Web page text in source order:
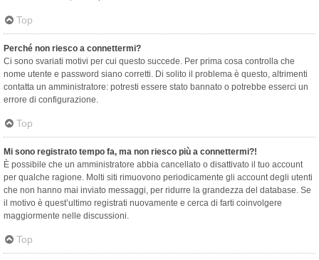
Top
Perché non riesco a connettermi?
Ci sono svariati motivi per cui questo succede. Per prima cosa controlla che
nome utente e password siano corretti. Di solito il problema è questo, altrimenti
contatta un amministratore: potresti essere stato bannato o potrebbe esserci un
errore di configurazione.
Top
Mi sono registrato tempo fa, ma non riesco più a connettermi?!
È possibile che un amministratore abbia cancellato o disattivato il tuo account
per qualche ragione. Molti siti rimuovono periodicamente gli account degli utenti
che non hanno mai inviato messaggi, per ridurre la grandezza del database. Se
il motivo è quest’ultimo registrati nuovamente e cerca di farti coinvolgere
maggiormente nelle discussioni.
Top